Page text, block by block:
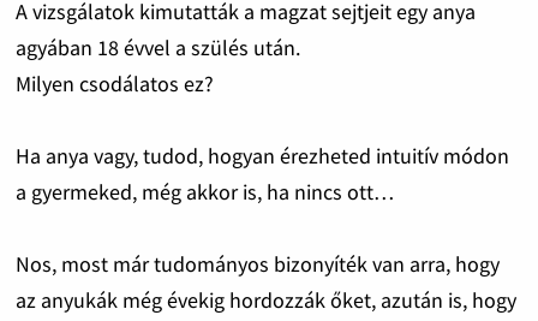
A vizsgálatok kimutatták a magzat sejtjeit egy anya
agyában 18 évvel a szülés után.
Milyen csodálatos ez?
Ha anya vagy, tudod, hogyan érezheted intuitív módon
a gyermeked, még akkor is, ha nincs ott…
Nos, most már tudományos bizonyíték van arra, hogy
az anyukák még évekig hordozzák őket, azután is, hogy